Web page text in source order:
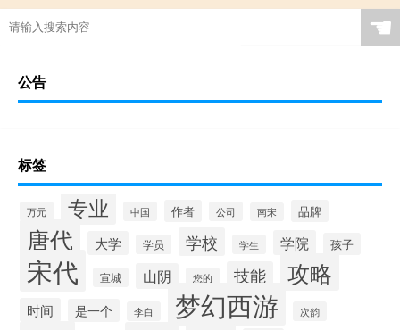
☚
公告
标签
万元 专业 中国 作者 公司 南宋 品牌
唐代 大学 学员 学校 学生 学院 孩子
宋代 宣城 山阴 您的 技能 攻略
时间 是一个 李白 梦幻西游 次韵